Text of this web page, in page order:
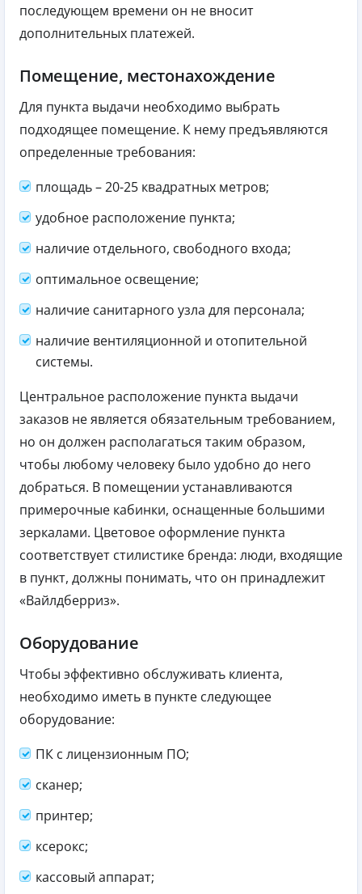
последующем времени он не вносит
дополнительных платежей.
Помещение, местонахождение
Для пункта выдачи необходимо выбрать
подходящее помещение. К нему предъявляются
определенные требования:
площадь – 20-25 квадратных метров;
удобное расположение пункта;
наличие отдельного, свободного входа;
оптимальное освещение;
наличие санитарного узла для персонала;
наличие вентиляционной и отопительной
системы.
Центральное расположение пункта выдачи
заказов не является обязательным требованием,
но он должен располагаться таким образом,
чтобы любому человеку было удобно до него
добраться. В помещении устанавливаются
примерочные кабинки, оснащенные большими
зеркалами. Цветовое оформление пункта
соответствует стилистике бренда: люди, входящие
в пункт, должны понимать, что он принадлежит
«Вайлдберриз».
Оборудование
Чтобы эффективно обслуживать клиента,
необходимо иметь в пункте следующее
оборудование:
ПК с лицензионным ПО;
сканер;
принтер;
ксерокс;
кассовый аппарат;